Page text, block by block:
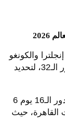
والكونغو
الديمقراطية، التي تقام ضمن منافسات دور الـ32، لتحديد
ومن المقرر أن تقام مباراة المكسيك في دور الـ16 يوم 6
القاهرة، حيث